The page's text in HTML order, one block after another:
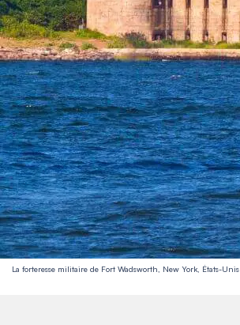
La forteresse militaire de Fort Wadsworth, New York, États-Unis